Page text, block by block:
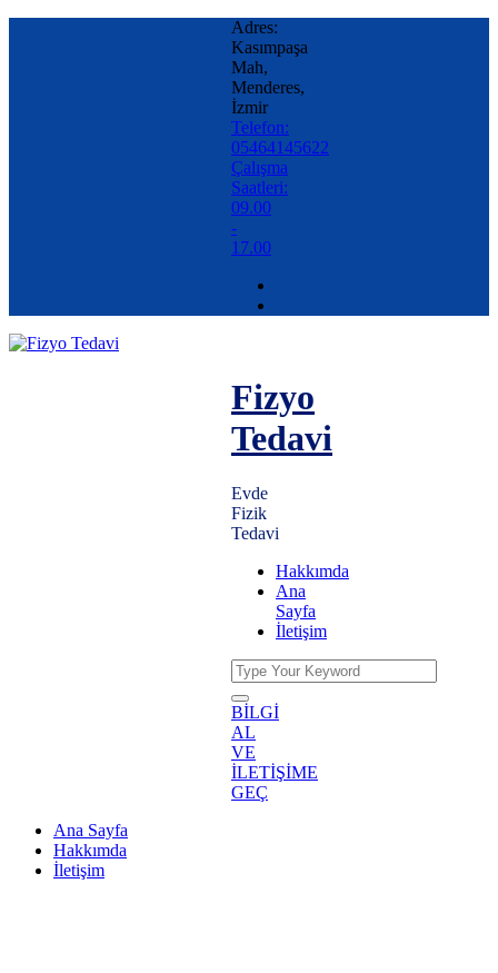
Adres:
Kasımpaşa
Mah,
Menderes,
İzmir
Telefon:
05464145622
Çalışma
Saatleri:
09.00
-
17.00
Fizyo
Tedavi
Evde
Fizik
Tedavi
Hakkımda
Ana
Sayfa
İletişim
BİLGİ
AL
VE
İLETİŞİME
GEÇ
Ana Sayfa
Hakkımda
İletişim